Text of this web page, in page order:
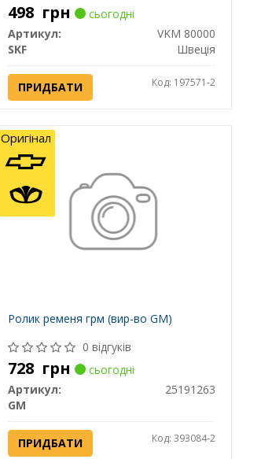
498 грн
сьогодні
Артикул:
VKM 80000
SKF
Швеція
ПРИДБАТИ Код: 197571-2
Ролик ременя грм (вир-во GM)
0 відгуків
728 грн
сьогодні
Артикул:
25191263
GM
ПРИДБАТИ Код: 393084-2
Оригінал